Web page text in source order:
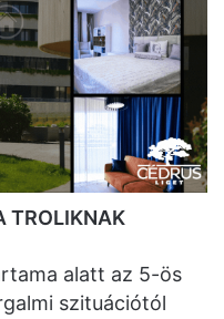
TROLIKNAK
alatt az 5-ös
szituációtól